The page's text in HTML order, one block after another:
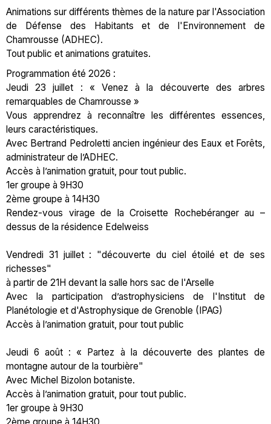
Animations sur différents thèmes de la nature par l'Association
de Défense des Habitants et de l'Environnement de
Chamrousse (ADHEC).
Tout public et animations gratuites.
Programmation été 2026 :
Jeudi 23 juillet : « Venez à la découverte des arbres
remarquables de Chamrousse »
Vous apprendrez à reconnaître les différentes essences,
leurs caractéristiques.
Avec Bertrand Pedroletti ancien ingénieur des Eaux et Forêts,
administrateur de l’ADHEC.
Accès à l’animation gratuit, pour tout public.
1er groupe à 9H30
2ème groupe à 14H30
Rendez-vous virage de la Croisette Rochebéranger au –
dessus de la résidence Edelweiss
Vendredi 31 juillet : "découverte du ciel étoilé et de ses
richesses"
à partir de 21H devant la salle hors sac de l'Arselle
Avec la participation d’astrophysiciens de l'Institut de
Planétologie et d'Astrophysique de Grenoble (IPAG)
Accès à l’animation gratuit, pour tout public
Jeudi 6 août : « Partez à la découverte des plantes de
montagne autour de la tourbière"
Avec Michel Bizolon botaniste.
Accès à l’animation gratuit, pour tout public.
1er groupe à 9H30